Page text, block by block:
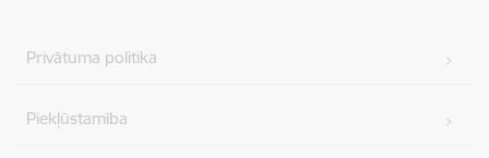
Privātuma politika
Piekļūstamība